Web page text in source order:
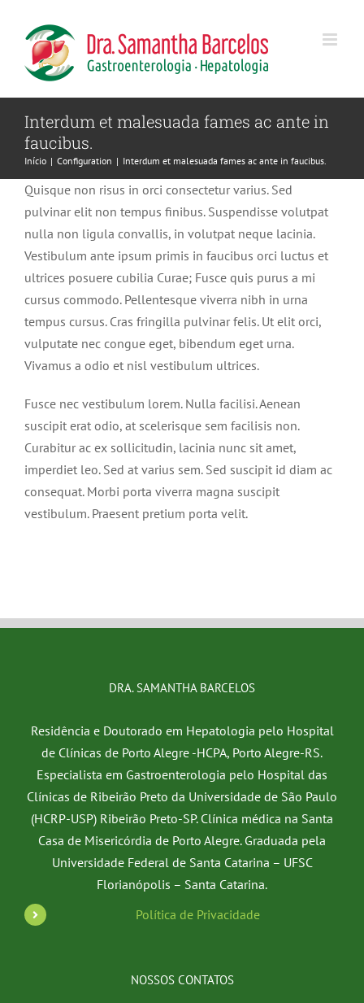
conteúdo
Interdum et malesuada fames ac ante in
faucibus.
Início Configuration Interdum et malesuada fames ac ante in faucibus.
Quisque non risus in orci consectetur varius. Sed
pulvinar elit non tempus finibus. Suspendisse volutpat
nulla non ligula convallis, in volutpat neque lacinia.
Vestibulum ante ipsum primis in faucibus orci luctus et
ultrices posuere cubilia Curae; Fusce quis purus a mi
cursus commodo. Pellentesque viverra nibh in urna
tempus cursus. Cras fringilla pulvinar felis. Ut elit orci,
vulputate nec congue eget, bibendum eget urna.
Vivamus a odio et nisl vestibulum ultrices.
Fusce nec vestibulum lorem. Nulla facilisi. Aenean
suscipit erat odio, at scelerisque sem facilisis non.
Curabitur ac ex sollicitudin, lacinia nunc sit amet,
imperdiet leo. Sed at varius sem. Sed suscipit id diam ac
consequat. Morbi porta viverra magna suscipit
vestibulum. Praesent pretium porta velit.
DRA. SAMANTHA BARCELOS
Residência e Doutorado em Hepatologia pelo Hospital
de Clínicas de Porto Alegre -HCPA, Porto Alegre-RS.
Especialista em Gastroenterologia pelo Hospital das
Clínicas de Ribeirão Preto da Universidade de São Paulo
(HCRP-USP) Ribeirão Preto-SP. Clínica médica na Santa
Casa de Misericórdia de Porto Alegre. Graduada pela
Universidade Federal de Santa Catarina – UFSC
Florianópolis – Santa Catarina.
Política de Privacidade
NOSSOS CONTATOS